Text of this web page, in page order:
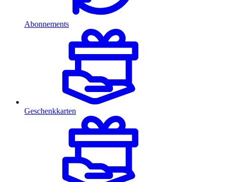
Abonnements
Geschenkkarten